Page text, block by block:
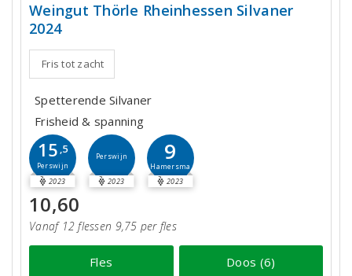
Weingut Thörle Rheinhessen Silvaner
2024
Fris tot zacht
Spetterende Silvaner
Frisheid & spanning
15 ,5
Perswijn
2023
Perswijn
2023
9
Hamersma
2023
10,60
Vanaf 12 flessen 9,75 per fles
Fles Doos (6)